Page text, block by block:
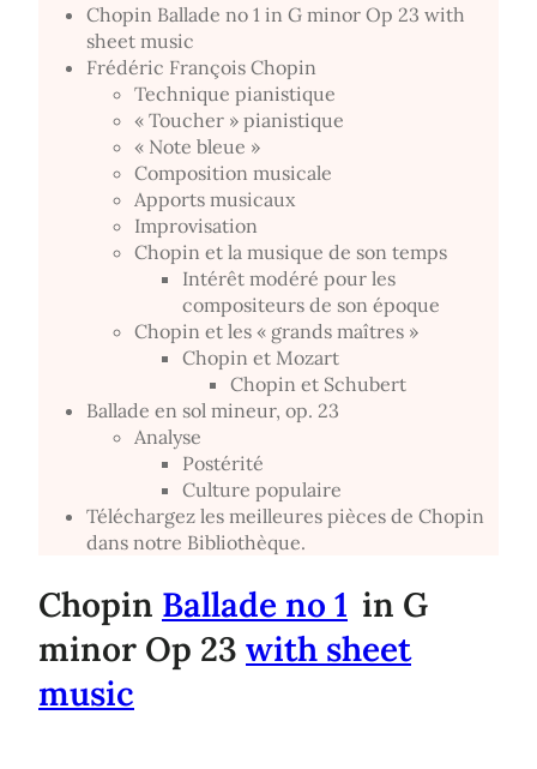
Chopin Ballade no 1 in G minor Op 23 with
sheet music
Frédéric François Chopin
Technique pianistique
« Toucher » pianistique
« Note bleue »
Composition musicale
Apports musicaux
Improvisation
Chopin et la musique de son temps
Intérêt modéré pour les
compositeurs de son époque
Chopin et les « grands maîtres »
Chopin et Mozart
Chopin et Schubert
Ballade en sol mineur, op. 23
Analyse
Postérité
Culture populaire
Téléchargez les meilleures pièces de Chopin
dans notre Bibliothèque.
Chopin Ballade no 1 in G
minor Op 23 with sheet
music